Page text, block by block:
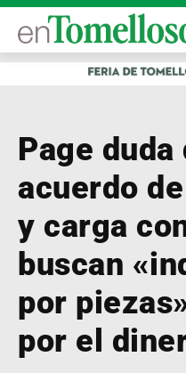
Page duda
acuerdo
y carga
buscan
por
por el